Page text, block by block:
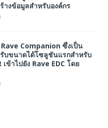
างข้อมูลสำหรับองค์กร
Companion ซึ่งเป็น
บขนาดได้โซลูชันแรกสำหรับ
ข้าไปยัง Rave EDC โดย